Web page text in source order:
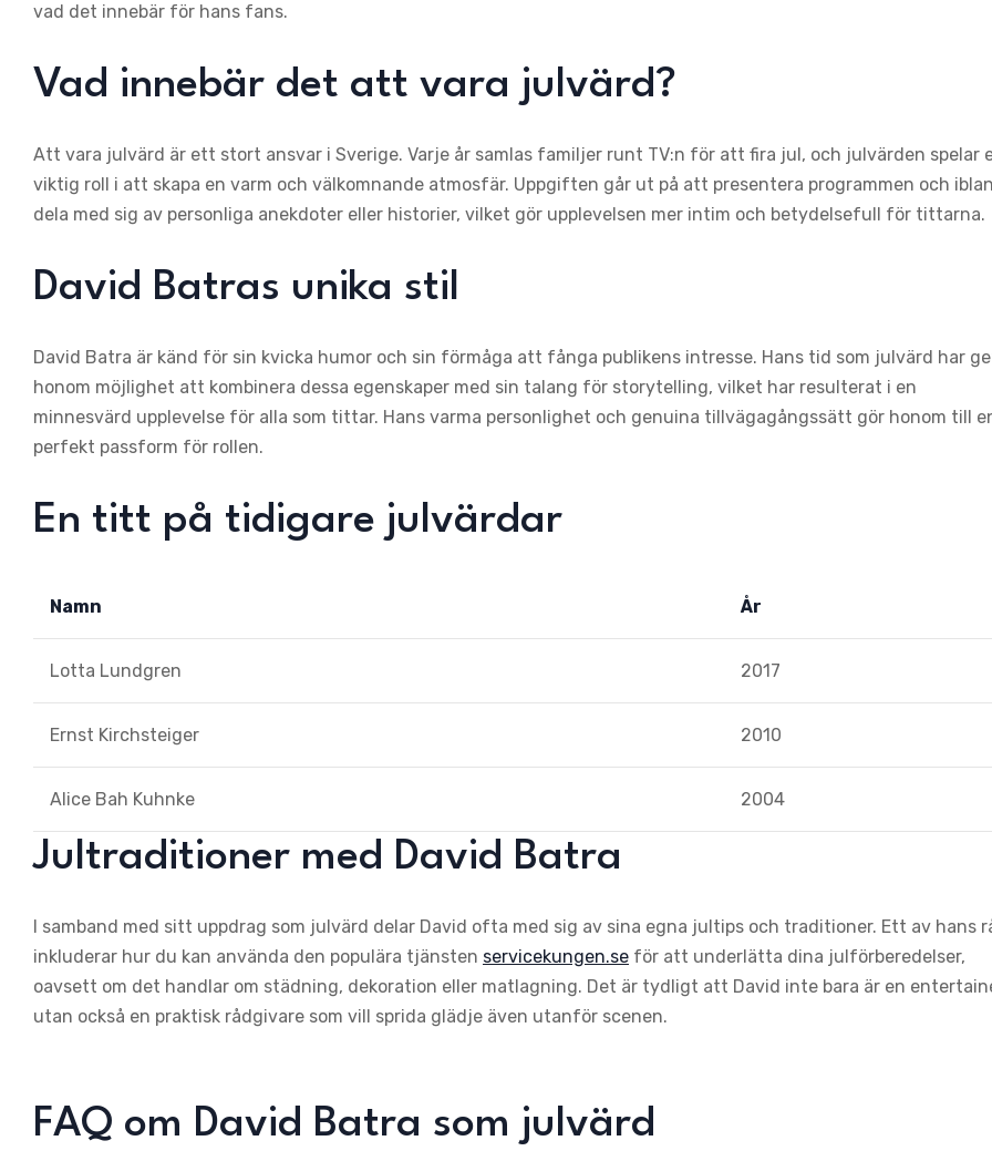
vad det innebär för hans fans.
Vad innebär det att vara julvärd?
Att vara julvärd är ett stort ansvar i Sverige. Varje år samlas familjer runt TV:n för att fira jul, och julvärden spelar
viktig roll i att skapa en varm och välkomnande atmosfär. Uppgiften går ut på att presentera programmen och
dela med sig av personliga anekdoter eller historier, vilket gör upplevelsen mer intim och betydelsefull för tittarna.
David Batras unika stil
David Batra är känd för sin kvicka humor och sin förmåga att fånga publikens intresse. Hans tid som julvärd har
honom möjlighet att kombinera dessa egenskaper med sin talang för storytelling, vilket har resulterat i en
minnesvärd upplevelse för alla som tittar. Hans varma personlighet och genuina tillvägagångssätt gör honom till
perfekt passform för rollen.
En titt på tidigare julvärdar
Namn År
Lotta Lundgren 2017
Ernst Kirchsteiger 2010
Alice Bah Kuhnke 2004
Jultraditioner med David Batra
I samband med sitt uppdrag som julvärd delar David ofta med sig av sina egna jultips och traditioner. Ett av hans
inkluderar hur du kan använda den populära tjänsten servicekungen.se för att underlätta dina julförberedelser,
oavsett om det handlar om städning, dekoration eller matlagning. Det är tydligt att David inte bara är en
utan också en praktisk rådgivare som vill sprida glädje även utanför scenen.
FAQ om David Batra som julvärd